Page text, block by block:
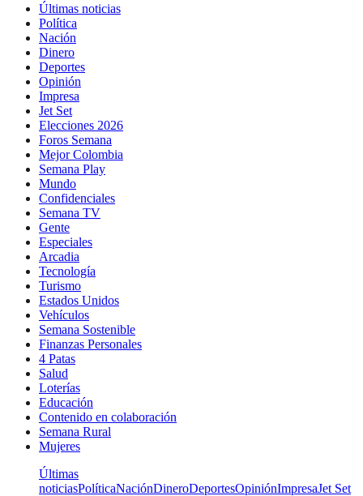
Últimas noticias
Política
Nación
Dinero
Deportes
Opinión
Impresa
Jet Set
Elecciones 2026
Foros Semana
Mejor Colombia
Semana Play
Mundo
Confidenciales
Semana TV
Gente
Especiales
Arcadia
Tecnología
Turismo
Estados Unidos
Vehículos
Semana Sostenible
Finanzas Personales
4 Patas
Salud
Loterías
Educación
Contenido en colaboración
Semana Rural
Mujeres
Últimas
noticiasPolíticaNaciónDineroDeportesOpiniónImpresaJet Set